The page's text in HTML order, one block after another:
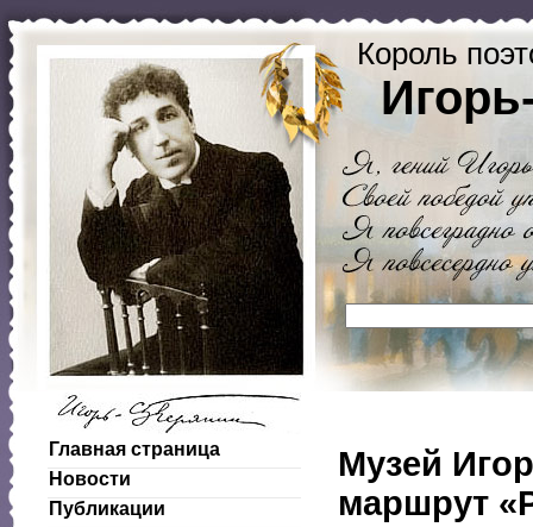
Король
Главная страница
Новости
Публикации
Музей
маршрут